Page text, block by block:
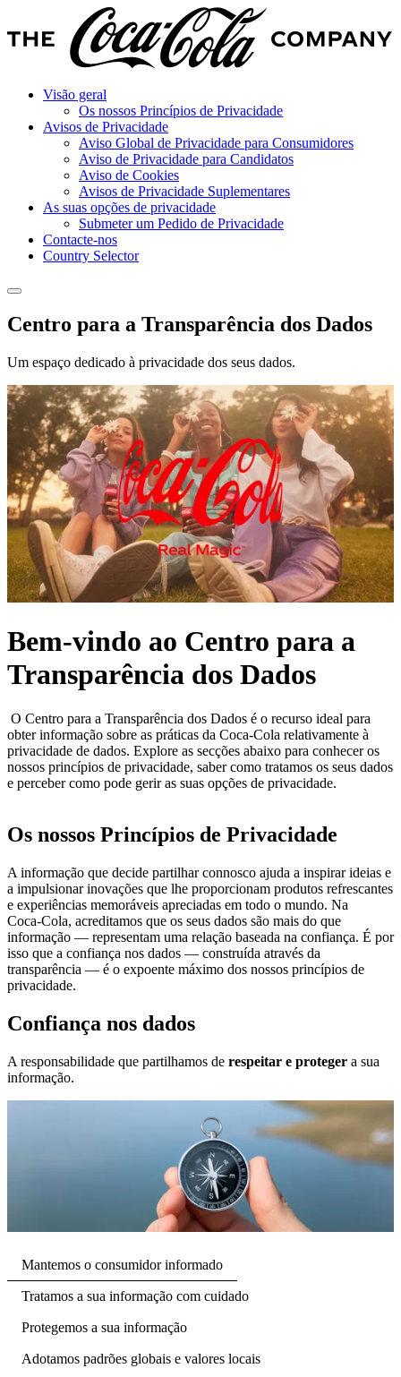
Visão geral
Os nossos Princípios de Privacidade
Avisos de Privacidade
Aviso Global de Privacidade para Consumidores
Aviso de Privacidade para Candidatos
Aviso de Cookies
Avisos de Privacidade Suplementares
As suas opções de privacidade
Submeter um Pedido de Privacidade
Contacte-nos
Country Selector
Centro para a Transparência dos Dados
Um espaço dedicado à privacidade dos seus dados.
Bem-vindo ao Centro para a
Transparência dos Dados
O Centro para a Transparência dos Dados é o recurso ideal para
obter informação sobre as práticas da Coca‑Cola relativamente à
privacidade de dados. Explore as secções abaixo para conhecer os
nossos princípios de privacidade, saber como tratamos os seus dados
e perceber como pode gerir as suas opções de privacidade.
Os nossos Princípios de Privacidade
A informação que decide partilhar connosco ajuda a inspirar ideias e
a impulsionar inovações que lhe proporcionam produtos refrescantes
e experiências memoráveis apreciadas em todo o mundo. Na
Coca‑Cola, acreditamos que os seus dados são mais do que
informação — representam uma relação baseada na confiança. É por
isso que a confiança nos dados — construída através da
transparência — é o expoente máximo dos nossos princípios de
privacidade.
Confiança nos dados
A responsabilidade que partilhamos de respeitar e proteger a sua
informação.
Mantemos o consumidor informado
Tratamos a sua informação com cuidado
Protegemos a sua informação
Adotamos padrões globais e valores locais